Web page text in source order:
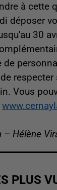
à cette
déposer
30
de
respecter
Vous
– Hélène
PLUS